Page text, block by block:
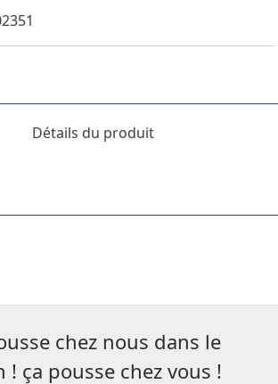
Détails du produit
chez nous dans le
! ça pousse chez vous !